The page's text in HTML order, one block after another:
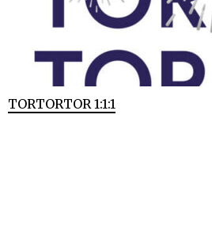
TORTORTOR 1:1:1